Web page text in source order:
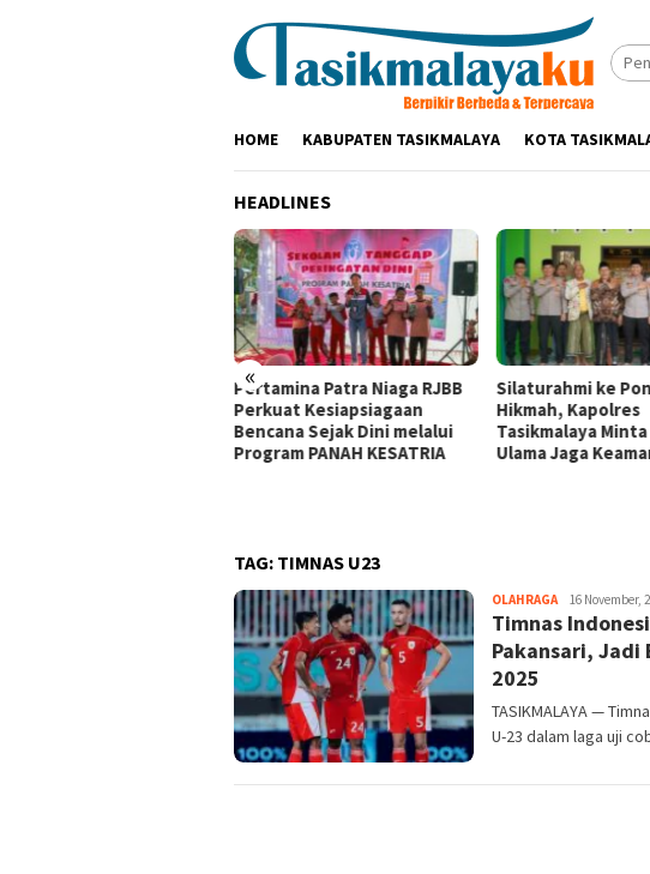
HOME KABUPATEN TASIKMALAYA KOTA
HEADLINES
«
Pertamina Patra Niaga RJBB
Perkuat Kesiapsiagaan
Bencana Sejak Dini melalui
Program PANAH KESATRIA
Silaturahmi ke
Hikmah, Kapolres
Tasikmalaya
Ulama Jaga
TAG: TIMNAS U23
OLAHRAGATim
Redaksi
16 November,
Timnas
Pakansari, Jadi
2025
TASIKMALAYA —
U-23 dalam laga uji